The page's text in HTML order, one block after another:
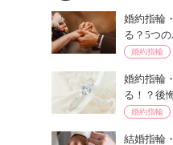
婚約指輪
る？5つ
婚約指輪
婚約指輪
る！？後
婚約指輪
結婚指輪